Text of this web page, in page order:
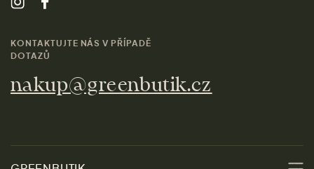
KONTAKTUJTE NÁS V PŘÍPADĚ
DOTAZŮ
nakup@greenbutik.cz